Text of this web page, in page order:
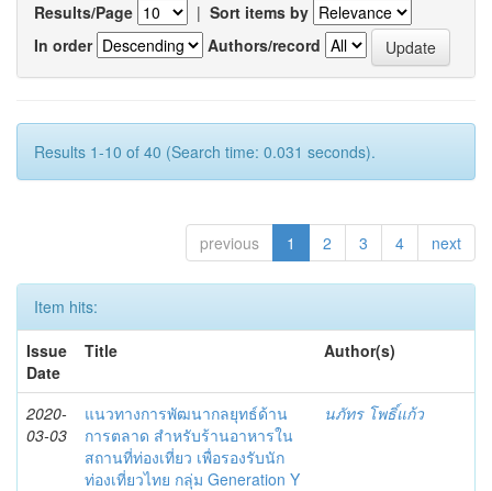
Results/Page | Sort items by
In order
Authors/record
Results 1-10 of 40 (Search time: 0.031 seconds).
previous 1 2 3 4 next
Item hits:
Issue
Date
Title Author(s)
2020-
03-03
แนวทางการพัฒนากลยุทธ์ด้าน
การตลาด สำหรับร้านอาหารใน
สถานที่ท่องเที่ยว เพื่อรองรับนัก
ท่องเที่ยวไทย กลุ่ม Generation Y
นภัทร โพธิ์แก้ว